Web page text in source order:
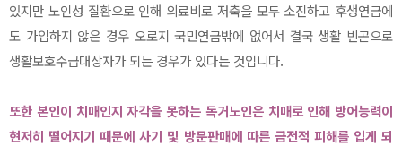
있지만 노인성 질환으로 인해 의료비로 저축을 모두 소진하고 후생연금에
도 가입하지 않은 경우 오로지 국민연금밖에 없어서 결국 생활 빈곤으로
생활보호수급대상자가 되는 경우가 있다는 것입니다.
또한 본인이 치매인지 자각을 못하는 독거노인은 치매로 인해 방어능력이
현저히 떨어지기 때문에 사기 및 방문판매에 따른 금전적 피해를 입게 되